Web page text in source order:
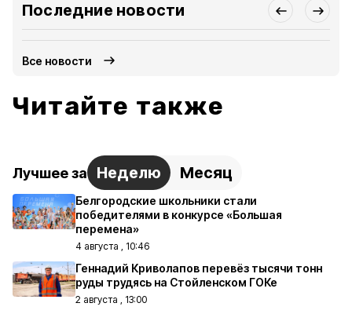
Последние новости
Все новости
Читайте также
Лучшее за Неделю Месяц
Белгородские школьники стали
победителями в конкурсе «Большая
перемена»
4 августа , 10:46
Геннадий Криволапов перевёз тысячи тонн
руды трудясь на Стойленском ГОКе
2 августа , 13:00